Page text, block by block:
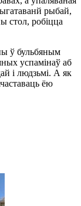
рыбай,
стол, робіцца
ў бульбяным
успамінаў аб
і людзьмі. А як
ёю